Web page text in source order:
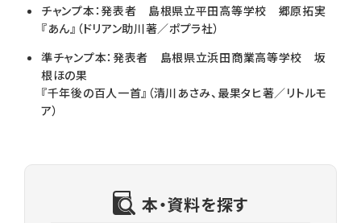
チャンプ本：発表者 島根県立平田高等学校 郷原拓実
『あん』（ドリアン助川著／ポプラ社）
準チャンプ本：発表者 島根県立浜田商業高等学校 坂
根ほの果
『千年後の百人一首』（清川あさみ、最果タヒ著／リトルモ
ア）
本・資料を探す